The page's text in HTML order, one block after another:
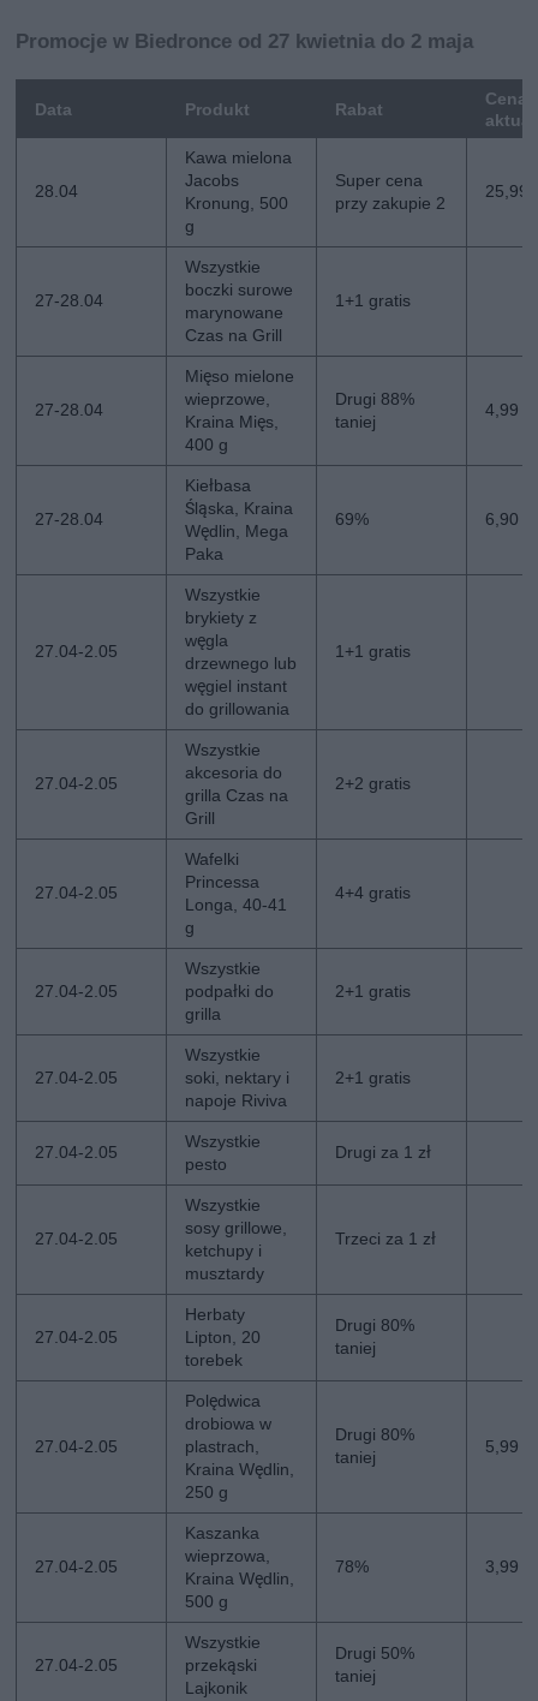
Promocje w Biedronce od 27 kwietnia do 2 maja
Data Produkt Rabat
Cena
28.04
Kawa mielona
Jacobs
Kronung, 500
g
Super cena
przy zakupie 2
25,99
27-28.04
Wszystkie
boczki surowe
marynowane
Czas na Grill
1+1 gratis
27-28.04
Mięso mielone
wieprzowe,
Kraina Mięs,
400 g
Drugi 88%
taniej
4,99
27-28.04
Kiełbasa
Śląska, Kraina
Wędlin, Mega
Paka
69% 6,90
27.04-2.05
Wszystkie
brykiety z
węgla
drzewnego lub
węgiel instant
do grillowania
1+1 gratis
27.04-2.05
Wszystkie
akcesoria do
grilla Czas na
Grill
2+2 gratis
27.04-2.05
Wafelki
Princessa
Longa, 40-41
g
4+4 gratis
27.04-2.05
Wszystkie
podpałki do
grilla
2+1 gratis
27.04-2.05
Wszystkie
soki, nektary i
napoje Riviva
2+1 gratis
27.04-2.05
Wszystkie
pesto
Drugi za 1 zł
27.04-2.05
Wszystkie
sosy grillowe,
ketchupy i
musztardy
Trzeci za 1 zł
27.04-2.05
Herbaty
Lipton, 20
torebek
Drugi 80%
taniej
27.04-2.05
Polędwica
drobiowa w
plastrach,
Kraina Wędlin,
250 g
Drugi 80%
taniej
5,99
27.04-2.05
Kaszanka
wieprzowa,
Kraina Wędlin,
500 g
78% 3,99
27.04-2.05
Wszystkie
przekąski
Lajkonik
Drugi 50%
taniej